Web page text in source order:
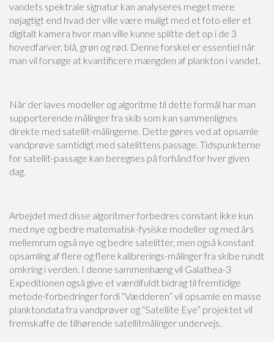
vandets spektrale signatur kan analyseres meget mere
nøjagtigt end hvad der ville være muligt med et foto eller et
digitalt kamera hvor man ville kunne splitte det op i de 3
hovedfarver, blå, grøn og rød. Denne forskel er essentiel når
man vil forsøge at kvantificere mængden af plankton i vandet.
Når der laves modeller og algoritme til dette formål har man
supporterende målinger fra skib som kan sammenlignes
direkte med satellit-målingerne. Dette gøres ved at opsamle
vandprøve samtidigt med satelittens passage. Tidspunkterne
for satellit-passage kan beregnes på forhånd for hver given
dag.
Arbejdet med disse algoritmer forbedres constant ikke kun
med nye og bedre matematisk-fysiske modeller og med års
mellemrum også nye og bedre satelitter, men også konstant
opsamling af flere og flere kalibrerings-målinger fra skibe rundt
omkring i verden. I denne sammenhæng vil Galathea-3
Expeditionen også give et værdifuldt bidrag til fremtidige
metode-forbedringer fordi “Vædderen” vil opsamle en masse
planktondata fra vandprøver og “Satellite Eye” projektet vil
fremskaffe de tilhørende satellitmålinger undervejs.